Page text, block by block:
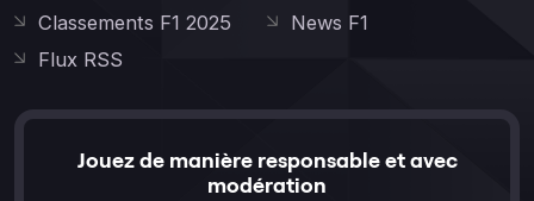
Classements F1 2025
News F1
Flux RSS
Jouez de manière responsable et avec
modération